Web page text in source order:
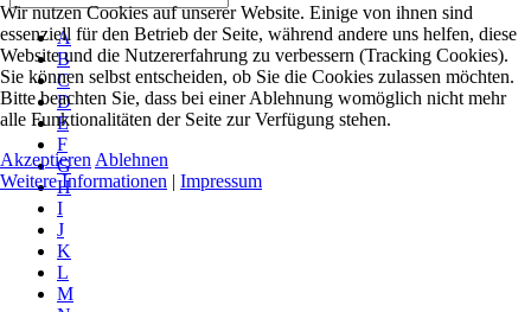
A
B
C
D
E
F
G
H
I
J
K
L
M
Wir nutzen Cookies auf unserer Website. Einige von ihnen sind
essenziell für den Betrieb der Seite, während andere uns helfen, diese
Website und die Nutzererfahrung zu verbessern (Tracking Cookies).
Sie können selbst entscheiden, ob Sie die Cookies zulassen möchten.
Bitte beachten Sie, dass bei einer Ablehnung womöglich nicht mehr
alle Funktionalitäten der Seite zur Verfügung stehen.
Akzeptieren Ablehnen
Weitere Informationen | Impressum